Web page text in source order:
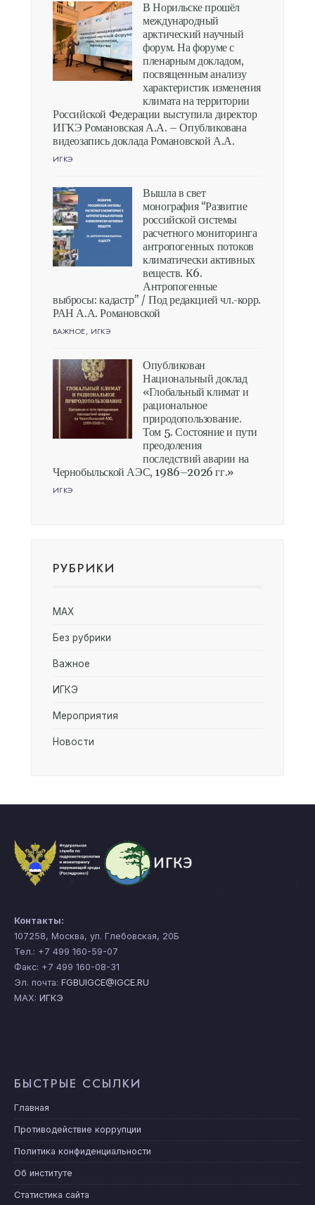
В Норильске прошёл
международный
арктический научный
форум. На форуме с
пленарным докладом,
посвященным анализу
характеристик изменения
климата на территории
Российской Федерации выступила директор
ИГКЭ Романовская А.А. – Опубликована
видеозапись доклада Романовской А.А.
ИГКЭ
Вышла в свет
монография “Развитие
российской системы
расчетного мониторинга
антропогенных потоков
климатически активных
веществ. К6.
Антропогенные
выбросы: кадастр” / Под редакцией чл.-корр.
РАН А.А. Романовской
ВАЖНОЕ, ИГКЭ
Опубликован
Национальный доклад
«Глобальный климат и
рациональное
природопользование.
Том 5. Состояние и пути
преодоления
последствий аварии на
Чернобыльской АЭС, 1986–2026 гг.»
ИГКЭ
РУБРИКИ
MAX
Без рубрики
Важное
ИГКЭ
Мероприятия
Новости
Контакты:
107258, Москва, ул. Глебовская, 20Б
Тел.: +7 499 160-59-07
Факс: +7 499 160-08-31
Эл. почта: FGBUIGCE@IGCE.RU
MAX: ИГКЭ
БЫСТРЫЕ ССЫЛКИ
Главная
Противодействие коррупции
Политика конфиденциальности
Об институте
Статистика сайта